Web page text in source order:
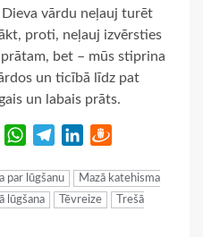
vārdu neļauj turēt
proti, neļauj izvērsties
bet – mūs stiprina
un ticībā līdz pat
un labais prāts.
Copy
WhatsApp
TelegramLinkedIn
par lūgšanu
Mazā katehisma
lūgšana Tēvreize
Trešā